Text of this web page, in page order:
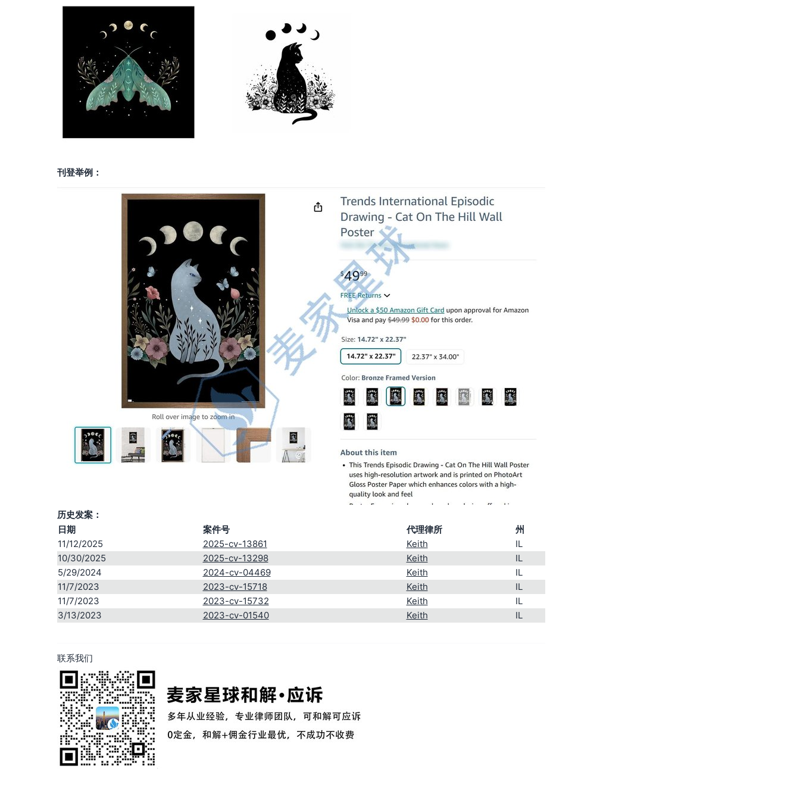
刊登举例：
历史发案：
日期
案件号 代理律所
州
11/12/2025
2025-cv-13861 Keith
IL
10/30/2025
2025-cv-13298 Keith
IL
5/29/2024
2024-cv-04469 Keith
IL
11/7/2023
2023-cv-15718 Keith
IL
11/7/2023
2023-cv-15732 Keith
IL
3/13/2023
2023-cv-01540 Keith IL
联系我们